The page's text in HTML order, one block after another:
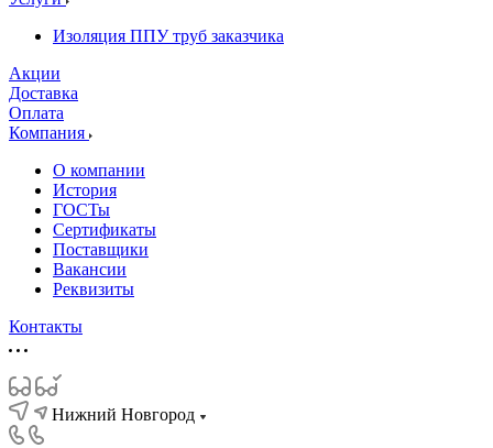
Изоляция ППУ труб заказчика
Акции
Доставка
Оплата
Компания
О компании
История
ГОСТы
Сертификаты
Поставщики
Вакансии
Реквизиты
Контакты
Нижний Новгород